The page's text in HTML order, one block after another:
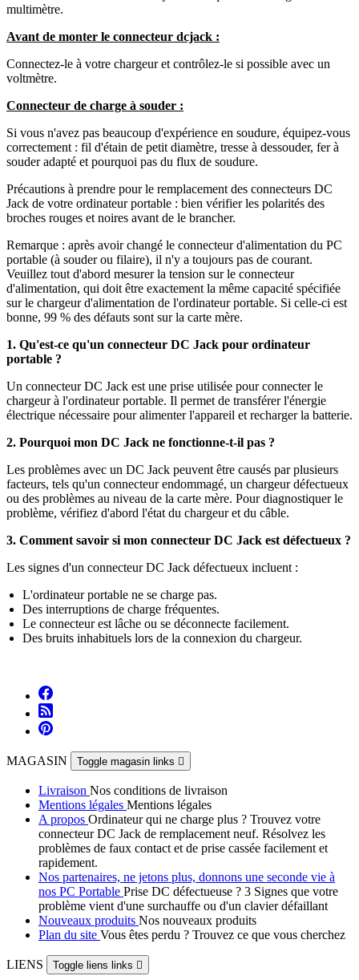
multimètre.
Avant de monter le connecteur dcjack :
Connectez-le à votre chargeur et contrôlez-le si possible avec un
voltmètre.
Connecteur de charge à souder :
Si vous n'avez pas beaucoup d'expérience en soudure, équipez-vous
correctement : fil d'étain de petit diamètre, tresse à dessouder, fer à
souder adapté et pourquoi pas du flux de soudure.
Précautions à prendre pour le remplacement des connecteurs DC
Jack de votre ordinateur portable : bien vérifier les polarités des
broches rouges et noires avant de le brancher.
Remarque : après avoir changé le connecteur d'alimentation du PC
portable (à souder ou filaire), il n'y a toujours pas de courant.
Veuillez tout d'abord mesurer la tension sur le connecteur
d'alimentation, qui doit être exactement la même capacité spécifiée
sur le chargeur d'alimentation de l'ordinateur portable. Si celle-ci est
bonne, 99 % des défauts sont sur la carte mère.
1. Qu'est-ce qu'un connecteur DC Jack pour ordinateur
portable ?
Un connecteur DC Jack est une prise utilisée pour connecter le
chargeur à l'ordinateur portable. Il permet de transférer l'énergie
électrique nécessaire pour alimenter l'appareil et recharger la batterie.
2. Pourquoi mon DC Jack ne fonctionne-t-il pas ?
Les problèmes avec un DC Jack peuvent être causés par plusieurs
facteurs, tels qu'un connecteur endommagé, un chargeur défectueux
ou des problèmes au niveau de la carte mère. Pour diagnostiquer le
problème, vérifiez d'abord l'état du chargeur et du câble.
3. Comment savoir si mon connecteur DC Jack est défectueux ?
Les signes d'un connecteur DC Jack défectueux incluent :
L'ordinateur portable ne se charge pas.
Des interruptions de charge fréquentes.
Le connecteur est lâche ou se déconnecte facilement.
Des bruits inhabituels lors de la connexion du chargeur.
MAGASIN Toggle magasin links 
Livraison Nos conditions de livraison
Mentions légales Mentions légales
A propos Ordinateur qui ne charge plus ? Trouvez votre
connecteur DC Jack de remplacement neuf. Résolvez les
problèmes de faux contact et de prise cassée facilement et
rapidement.
Nos partenaires, ne jetons plus, donnons une seconde vie à
nos PC Portable Prise DC défectueuse ? 3 Signes que votre
problème vient d'une surchauffe ou d'un clavier défaillant
Nouveaux produits Nos nouveaux produits
Plan du site Vous êtes perdu ? Trouvez ce que vous cherchez
LIENS Toggle liens links 